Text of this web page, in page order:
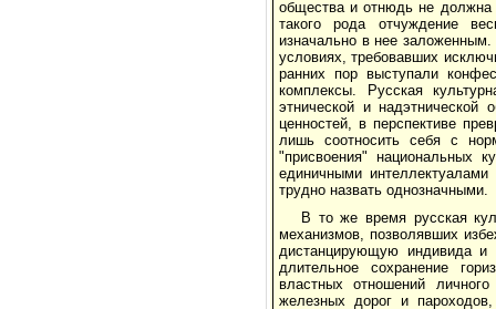
общества и отнюдь не должна
такого рода отчуждение
изначально в нее заложенным.
условиях, требовавших
ранних пор выступали
комплексы. Русская
этнической и надэтнической
ценностей, в перспективе
лишь соотносить себя с
"присвоения" национальных
единичными
трудно назвать однозначными.
В то же время русская
механизмов, позволявших
дистанцирующую индивида и
длительное сохранение
властных отношений
железных дорог и